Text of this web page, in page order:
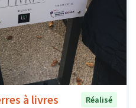
à livres
Réalisé